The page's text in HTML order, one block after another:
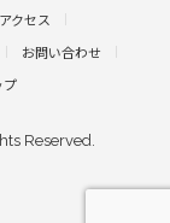
アクセス
お問い合わせ
プ
Reserved.